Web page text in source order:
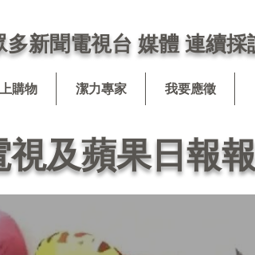
購物 潔力專家 我要應徵
新聞電視台 媒體 連續採
及蘋果日報